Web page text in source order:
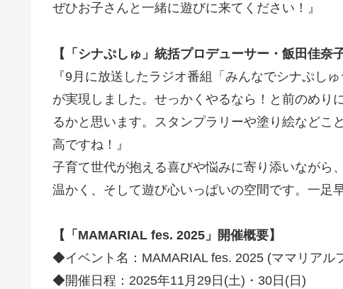
ぜひお子さんと一緒に遊びに来てください！』
【「シナぷしゅ」統括プロデューサー・飯田佳奈
『9月に放送したラジオ番組「みんなでシナぷし
が実現しました。せっかくやるなら！と前のめり
るかと思います。スタンプラリーや塗り絵などこ
高ですね！』
子育て世代が抱える喜びや悩みに寄り添いながら
温かく、そして遊び心いっぱいの空間です。一足
【「MAMARIAL fes. 2025」開催概要】
◆イベント名：MAMARIAL fes. 2025 (ママリアル
◆開催日程：2025年11月29日(土)・30日(日)